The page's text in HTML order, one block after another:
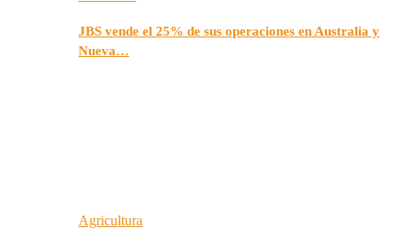
JBS vende el 25% de sus operaciones en Australia y
Nueva…
Agricultura